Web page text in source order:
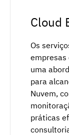
Cloud
Os
empresas
uma
para
Nuvem,
práticas